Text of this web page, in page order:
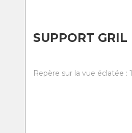
SUPPORT GRIL
Repère sur la vue éclatée : 1